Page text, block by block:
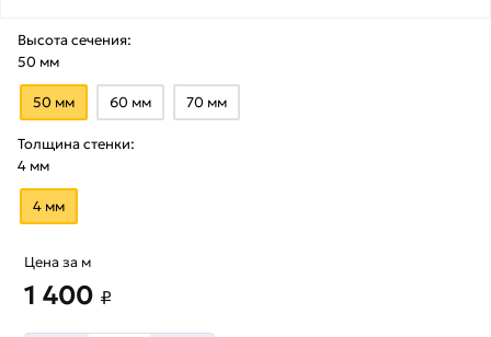
Высота сечения:
50 мм
50 мм 60 мм 70 мм
Толщина стенки:
4 мм
4 мм
Цена за м
1 400 ₽